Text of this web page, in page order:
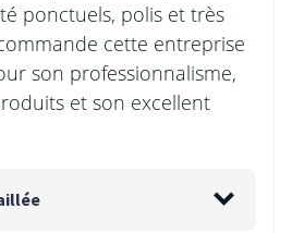
ponctuels, polis et très
cette entreprise
son professionnalisme,
et son excellent